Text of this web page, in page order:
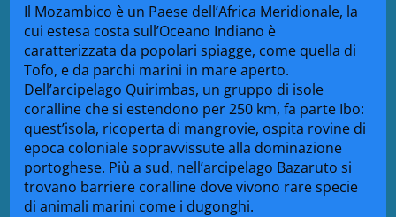
Il Mozambico è un Paese dell’Africa Meridionale, la
cui estesa costa sull’Oceano Indiano è
caratterizzata da popolari spiagge, come quella di
Tofo, e da parchi marini in mare aperto.
Dell’arcipelago Quirimbas, un gruppo di isole
coralline che si estendono per 250 km, fa parte Ibo:
quest’isola, ricoperta di mangrovie, ospita rovine di
epoca coloniale sopravvissute alla dominazione
portoghese. Più a sud, nell’arcipelago Bazaruto si
trovano barriere coralline dove vivono rare specie
di animali marini come i dugonghi.